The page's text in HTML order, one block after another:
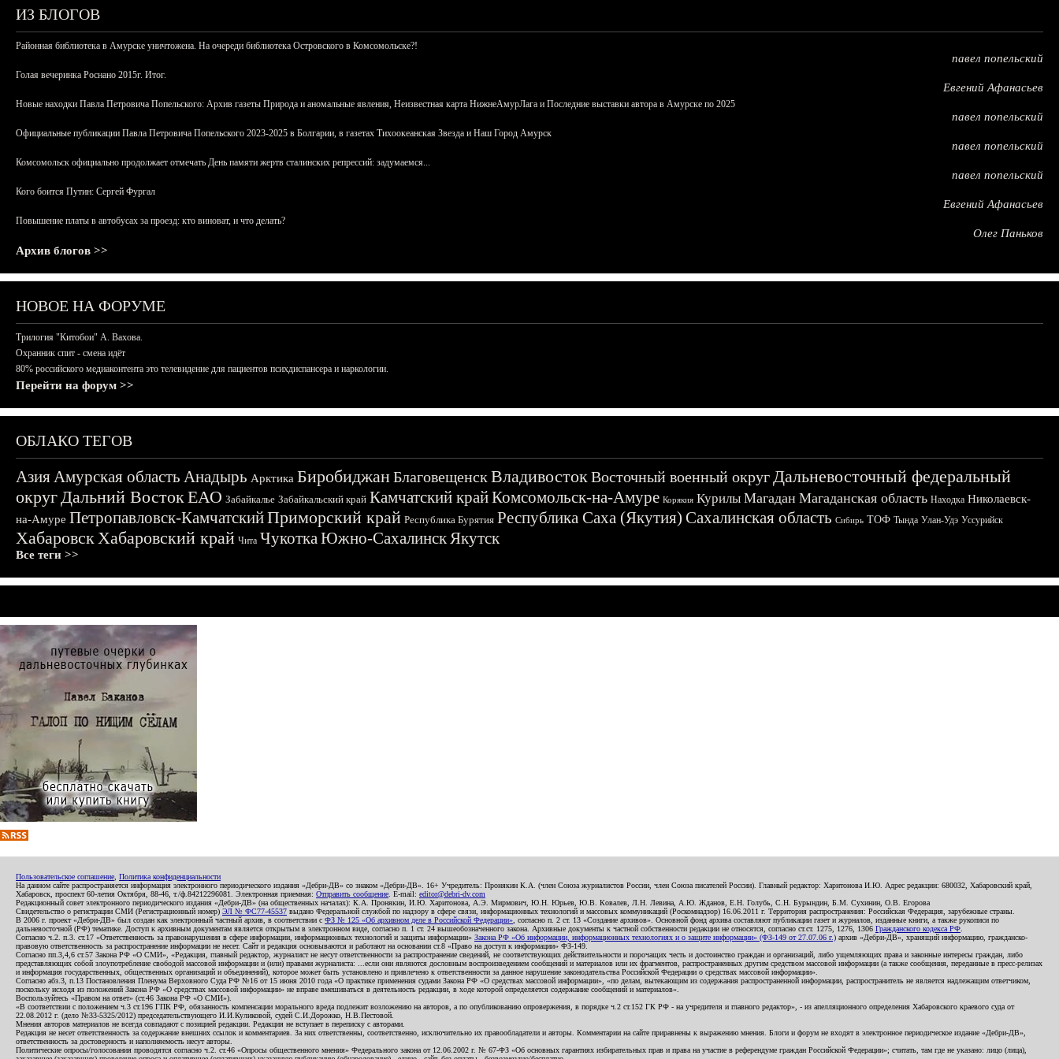
ИЗ БЛОГОВ
Районная библиотека в Амурске уничтожена. На очереди библиотека Островского в Комсомольске?!
павел попельский
Голая вечеринка Роснано 2015г. Итог.
Евгений Афанасьев
Новые находки Павла Петровича Попельского: Архив газеты Природа и аномальные явления, Неизвестная карта НижнеАмурЛага и Последние выставки автора в Амурске по 2025
павел попельский
Официальные публикации Павла Петровича Попельского 2023-2025 в Болгарии, в газетах Тихоокеанская Звезда и Наш Город Амурск
павел попельский
Комсомольск официально продолжает отмечать День памяти жертв сталинских репрессий: задумаемся...
павел попельский
Кого боится Путин: Сергей Фургал
Евгений Афанасьев
Повышение платы в автобусах за проезд: кто виноват, и что делать?
Олег Паньков
Архив блогов >>
НОВОЕ НА ФОРУМЕ
Трилогия "Китобои" А. Вахова.
Охранник спит - смена идёт
80% российского медиаконтента это телевидение для пациентов психдиспансера и наркологии.
Перейти на форум >>
ОБЛАКО ТЕГОВ
АзияАмурская область Анадырь Арктика БиробиджанБлаговещенскВладивостокВосточный военный округДальневосточный федеральный
округДальний ВостокЕАО Забайкалье Забайкальский край Камчатский крайКомсомольск-на-Амуре Корякия Курилы Магадан Магаданская область Находка Николаевск-
на-Амуре Петропавловск-КамчатскийПриморский край Республика Бурятия Республика Саха (Якутия) Сахалинская область Сибирь ТОФ Тында Улан-Удэ Уссурийск
ХабаровскХабаровский край Чита ЧукоткаЮжно-СахалинскЯкутск
Все теги >>
Пользовательское соглашение Политика конфиденциальности
На данном сайте распространяется информация электронного периодического издания «Дебри-ДВ» со знаком «Дебри-ДВ». 16+ Учредитель: Пронякин К.А. (член Союза журналистов России, член Союза писателей России). Главный редактор: Харитонова И.Ю. Адрес редакции: 680032, Хабаровский край,
Хабаровск, проспект 60-летия Октября, 88-46, т./ф.84212296081. Электронная приемная: Отправить сообщение . E-mail: editor@debri-dv.com
Редакционный совет электронного периодического издания «Дебри-ДВ» (на общественных началах): К.А. Пронякин, И.Ю. Харитонова, А.Э. Мирмович, Ю.Н. Юрьев, Ю.В. Ковалев, Л.Н. Левина, А.Ю. Жданов, Е.Н. Голубь, С.Н. Бурындин, Б.М. Сухинин, О.В. Егорова
Свидетельство о регистрации СМИ (Регистрационный номер) ЭЛ № ФС77-45537 выдано Федеральной службой по надзору в сфере связи, информационных технологий и массовых коммуникаций (Роскомнадзор) 16.06.2011 г. Территория распространения: Российская Федерация, зарубежные страны.
В 2006 г. проект «Дебри-ДВ» был создан как электронный частный архив, в соответствии с ФЗ № 125 «Об архивном деле в Российской Федерации» , согласно п. 2 ст. 13 «Создание архивов». Основной фонд архива составляют публикации газет и журналов, изданные книги, а также рукописи по
дальневосточной (РФ) тематике. Доступ к архивным документам является открытым в электронном виде, согласно п. 1 ст. 24 вышеобозначенного закона. Архивные документы к частной собственности редакции не относятся, согласно ст.ст. 1275, 1276, 1306 Гражданского кодекса РФ
Согласно ч.2. п.3. ст.17 «Ответственность за правонарушения в сфере информации, информационных технологий и защиты информации» Закона РФ «Об информации, информационных технологиях и о защите информации» (ФЗ-149 от 27.07.06 г.) архив «Дебри-ДВ», хранящий информацию, гражданско-
правовую ответственность за распространение информации не несет. Сайт и редакция основываются и работают на основании ст.8 «Право на доступ к информации» ФЗ-149.
Согласно пп.3,4,6 ст.57 Закона РФ «О СМИ», «Редакция, главный редактор, журналист не несут ответственности за распространение сведений, не соответствующих действительности и порочащих честь и достоинство граждан и организаций, либо ущемляющих права и законные интересы граждан, либо
представляющих собой злоупотребление свободой массовой информации и (или) правами журналиста: ...если они являются дословным воспроизведением сообщений и материалов или их фрагментов, распространенных другим средством массовой информации (а также сообщения, переданные в пресс-релизах
и информация государственных, общественных организаций и объединений), которое может быть установлено и привлечено к ответственности за данное нарушение законодательства Российской Федерации о средствах массовой информации».
Согласно абз.3, п.13 Постановления Пленума Верховного Суда РФ №16 от 15 июня 2010 года «О практике применения судами Закона РФ «О средствах массовой информации», «по делам, вытекающим из содержания распространенной информации, распространитель не является надлежащим ответчиком,
поскольку исходя из положений Закона РФ «О средствах массовой информации» не вправе вмешиваться в деятельность редакции, в ходе которой определяется содержание сообщений и материалов».
Воспользуйтесь «Правом на ответ» (ст.46 Закона РФ «О СМИ»).
«В соответствии с положением ч.3 ст.196 ГПК РФ, обязанность компенсации морального вреда подлежит возложению на авторов, а по опубликованию опровержения, в порядке ч.2 ст.152 ГК РФ - на учредителя и главного редактор», - из апелляционного определения Хабаровского краевого суда от
22.08.2012 г. (дело №33-5325/2012) председательствующего И.И.Куликовой, судей С.И.Дорожко, Н.В.Пестовой.
Мнения авторов материалов не всегда совпадают с позицией редакции. Редакция не вступает в переписку с авторами.
Редакция не несет ответственность за содержание внешних ссылок и комментариев. За них ответственны, соответственно, исключительно их правообладатели и авторы. Комментарии на сайте приравнены к выражению мнения. Блоги и форум не входят в электронное периодическое издание «Дебри-ДВ»,
ответственность за достоверность и наполняемость несут авторы.
Политические опросы/голосования проводятся согласно ч.2. ст.46 «Опросы общественного мнения» Федерального закона от 12.06.2002 г. № 67-ФЗ «Об основных гарантиях избирательных прав и права на участие в референдуме граждан Российской Федерации»; считать, там где не указано: лицо (лица),